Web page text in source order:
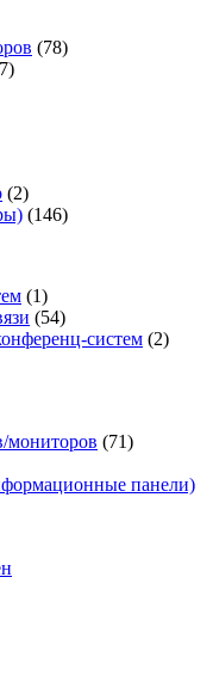
(78)
(2)
(146)
(1)
(54)
систем (2)
мониторов (71)
панели)